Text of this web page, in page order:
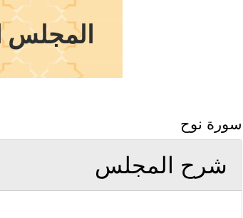
المجلس
سورة نوح
شرح المجلس